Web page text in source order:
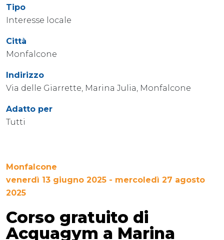
Tipo
Interesse locale
Città
Monfalcone
Indirizzo
Via delle Giarrette, Marina Julia, Monfalcone
Adatto per
Tutti
Monfalcone
venerdì 13 giugno 2025 - mercoledì 27 agosto
2025
Corso gratuito di
Acquagym a Marina